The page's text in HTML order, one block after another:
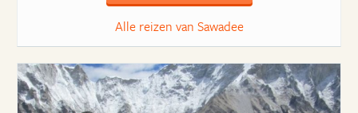
Alle reizen van Sawadee